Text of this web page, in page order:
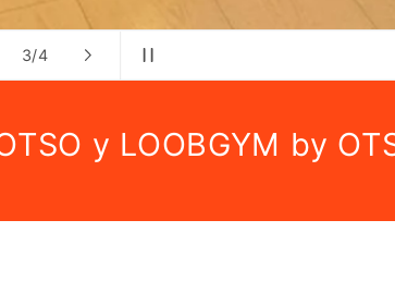
4/de
4
y LOOBGYM by